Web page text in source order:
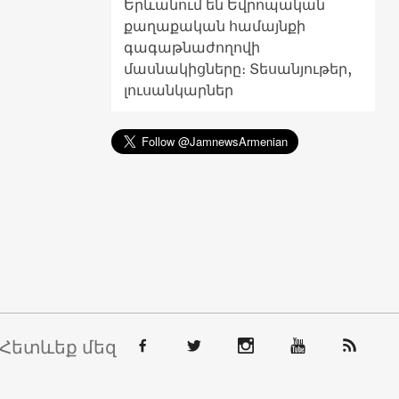
Երևանում են Եվրոպական
քաղաքական համայնքի
գագաթնաժողովի
մասնակիցները։ Տեսանյութեր,
լուսանկարներ
Հետևեք մեզ